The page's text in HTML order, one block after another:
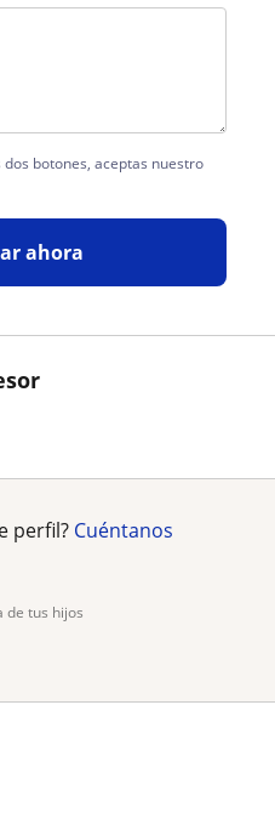
botones, aceptas nuestro
ahora
perfil? Cuéntanos
de tus hijos